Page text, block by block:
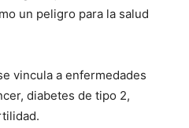
un peligro para la salud
vincula a enfermedades
diabetes de tipo 2,